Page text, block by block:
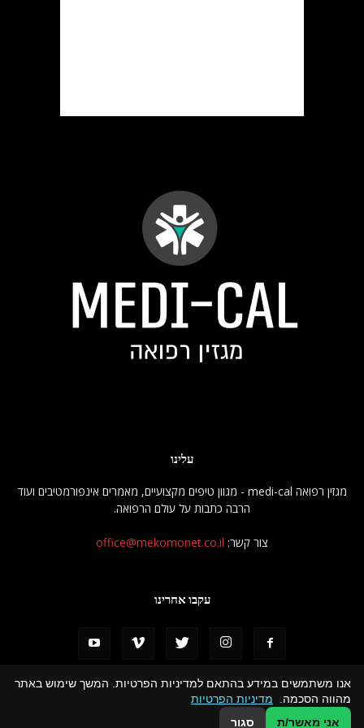
עלינו
מגזין רפואה medi-cal - מגוון טיפים מקצועיים, מאמרים אינפורמטיבים ועוד
הרבה כתבות על עולם הרפואה.
צור קשר: office@mekomonet.co.il
עקבו אחרינו
פרסמו אצלנו מחפשים כותבים
אנו משתמשים במידע בהתאם למדיניות הפרטיות. המשך שימוש באתר
מהווה הסכמה. מדיניות הפרטיות
אני מאשר/ת
סגור